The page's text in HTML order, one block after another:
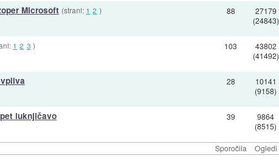
Sporočila Ogledi
Microsoft (strani: 1 2 )
88
27179
(24843)
1 2 3 )
103
43802
(41492)
28
10141
(9158)
luknjičavo 39
9864
(8515)